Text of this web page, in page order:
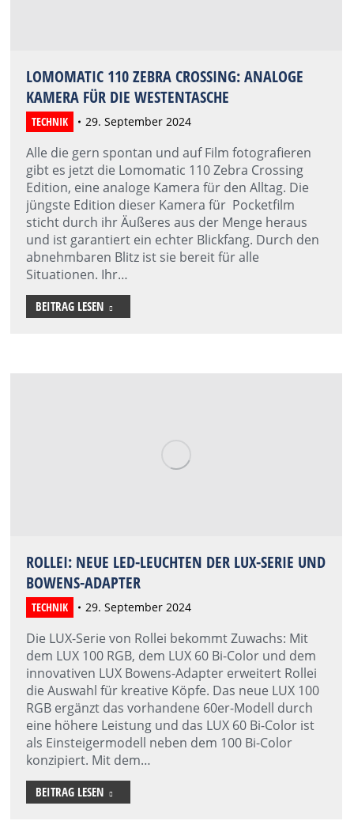
LOMOMATIC 110 ZEBRA CROSSING: ANALOGE
KAMERA FÜR DIE WESTENTASCHE
TECHNIK 29. September 2024
Alle die gern spontan und auf Film fotografieren
gibt es jetzt die Lomomatic 110 Zebra Crossing
Edition, eine analoge Kamera für den Alltag. Die
jüngste Edition dieser Kamera für Pocketfilm
sticht durch ihr Äußeres aus der Menge heraus
und ist garantiert ein echter Blickfang. Durch den
abnehmbaren Blitz ist sie bereit für alle
Situationen. Ihr…
BEITRAG LESEN
ROLLEI: NEUE LED-LEUCHTEN DER LUX-SERIE UND
BOWENS-ADAPTER
TECHNIK 29. September 2024
Die LUX-Serie von Rollei bekommt Zuwachs: Mit
dem LUX 100 RGB, dem LUX 60 Bi-Color und dem
innovativen LUX Bowens-Adapter erweitert Rollei
die Auswahl für kreative Köpfe. Das neue LUX 100
RGB ergänzt das vorhandene 60er-Modell durch
eine höhere Leistung und das LUX 60 Bi-Color ist
als Einsteigermodell neben dem 100 Bi-Color
konzipiert. Mit dem…
BEITRAG LESEN